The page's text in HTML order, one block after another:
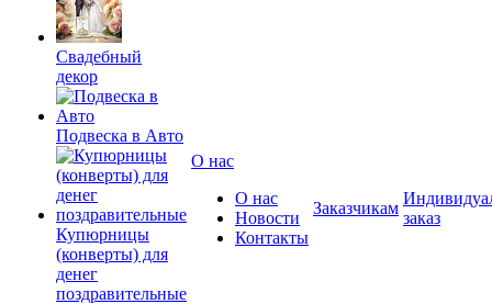
Свадебный
декор
Подвеска в Авто
Купюрницы
(конверты) для
денег
поздравительные
О нас
О нас
Новости
Контакты
Заказчикам
заказ